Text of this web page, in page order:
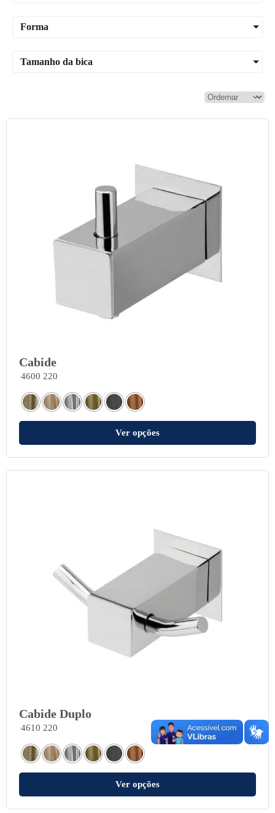
Forma
Tamanho da bica
Cabide
4600 220
Ver opções
Cabide Duplo
4610 220
Ver opções